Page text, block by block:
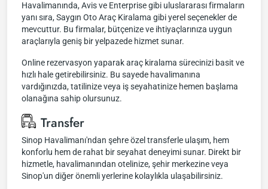
Havalimanında, Avis ve Enterprise gibi uluslararası firmaların
yanı sıra, Saygın Oto Araç Kiralama gibi yerel seçenekler de
mevcuttur. Bu firmalar, bütçenize ve ihtiyaçlarınıza uygun
araçlarıyla geniş bir yelpazede hizmet sunar.
Online rezervasyon yaparak araç kiralama sürecinizi basit ve
hızlı hale getirebilirsiniz. Bu sayede havalimanına
vardığınızda, tatilinize veya iş seyahatinize hemen başlama
olanağına sahip olursunuz.
Transfer
Sinop Havalimanı'ndan şehre özel transferle ulaşım, hem
konforlu hem de rahat bir seyahat deneyimi sunar. Direkt bir
hizmetle, havalimanından otelinize, şehir merkezine veya
Sinop'un diğer önemli yerlerine kolaylıkla ulaşabilirsiniz.